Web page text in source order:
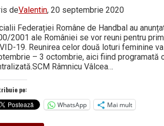
deValentin, 20 septembrie 2020
Federației Române de Handbal au
2001 ale României se vor reuni pentru
19. Reunirea celor două loturi feminine
– 3 octombrie, aici fiind programată
Râmnicu Vâlcea…
pe:
WhatsApp
Mai mult